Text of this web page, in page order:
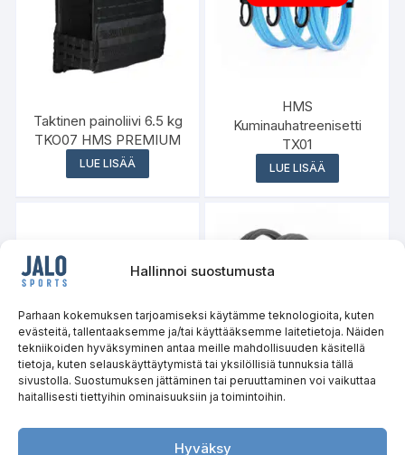
Hallinnoi suostumusta
Parhaan kokemuksen tarjoamiseksi käytämme teknologioita, kuten
evästeitä, tallentaaksemme ja/tai käyttääksemme laitetietoja. Näiden
tekniikoiden hyväksyminen antaa meille mahdollisuuden käsitellä
tietoja, kuten selauskäyttäytymistä tai yksilöllisiä tunnuksia tällä
sivustolla. Suostumuksen jättäminen tai peruuttaminen voi vaikuttaa
haitallisesti tiettyihin ominaisuuksiin ja toimintoihin.
Hyväksy
Taktinen painoliivi 6.5 kg
TKO07 HMS PREMIUM
LUE LISÄÄ
HMS
Kuminauhatreenisetti
TX01
LUE LISÄÄ
Maastaveto- ja Hip
Thrust-alusta PHT25